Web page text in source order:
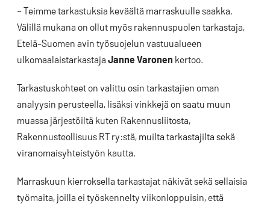
– Teimme tarkastuksia keväältä marraskuulle saakka.
Välillä mukana on ollut myös rakennuspuolen tarkastaja,
Etelä-Suomen avin työsuojelun vastuualueen
ulkomaalaistarkastaja Janne Varonen kertoo.
Tarkastuskohteet on valittu osin tarkastajien oman
analyysin perusteella, lisäksi vinkkejä on saatu muun
muassa järjestöiltä kuten Rakennusliitosta,
Rakennusteollisuus RT ry:stä, muilta tarkastajilta sekä
viranomaisyhteistyön kautta.
Marraskuun kierroksella tarkastajat näkivät sekä sellaisia
työmaita, joilla ei työskennelty viikonloppuisin, että